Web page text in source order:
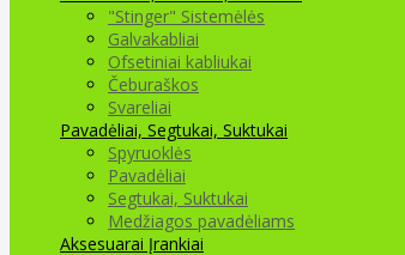
"Stinger" Sistemėlės
Galvakabliai
Ofsetiniai kabliukai
Čeburaškos
Svareliai
Pavadėliai, Segtukai, Suktukai
Spyruoklės
Pavadėliai
Segtukai, Suktukai
Medžiagos pavadėliams
Aksesuarai Įrankiai